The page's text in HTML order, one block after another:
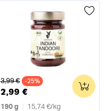
Alter Preis
3,99 € -25%
2,99 €
190 g 15,74 €/ kg
0